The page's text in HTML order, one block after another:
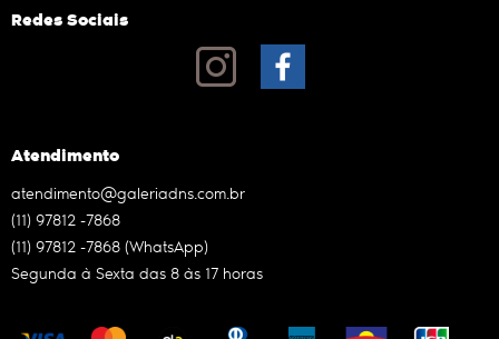
Redes Sociais
Atendimento
(11) 97812 -7868
(11) 97812 -7868 (WhatsApp)
Segunda à Sexta das 8 às 17 horas
atendimento@galeriadns.com.br